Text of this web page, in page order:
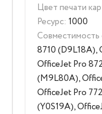
Цвет печати
Ресурс: 1000
Совместимость
8710 (D9L18A),
OfficeJet Pro
(M9L80A),
OfficeJet Pro
(Y0S19A),